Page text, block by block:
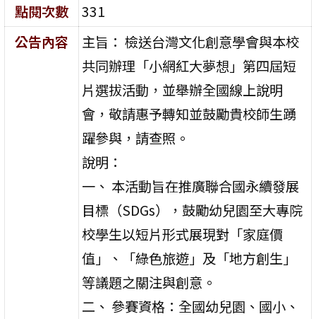
點閱次數
331
公告內容
主旨： 檢送台灣文化創意學會與本校
共同辦理「小網紅大夢想」第四屆短
片選拔活動，並舉辦全國線上說明
會，敬請惠予轉知並鼓勵貴校師生踴
躍參與，請查照。
說明：
一、 本活動旨在推廣聯合國永續發展
目標（SDGs），鼓勵幼兒園至大專院
校學生以短片形式展現對「家庭價
值」、「綠色旅遊」及「地方創生」
等議題之關注與創意。
二、 參賽資格：全國幼兒園、國小、